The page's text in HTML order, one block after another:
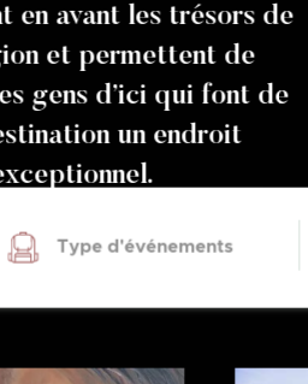
en avant les trésors de
et permettent de
gens d’ici qui font de
un endroit
Type d'événements